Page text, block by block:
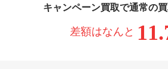
キャンペーン買取で通常の
差額はなんと